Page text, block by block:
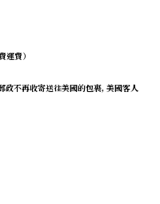
費）
不再收寄送往美國的包裹, 美國客人